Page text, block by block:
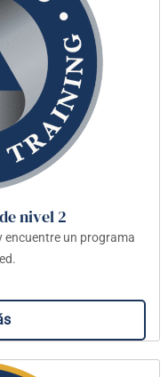
nivel 2
encuentre un programa